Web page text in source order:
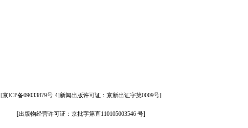
[京ICP备09033879号-4]新闻出版许可证：京新出证字第0009号]
[出版物经营许可证：京批字第直110105003546 号]